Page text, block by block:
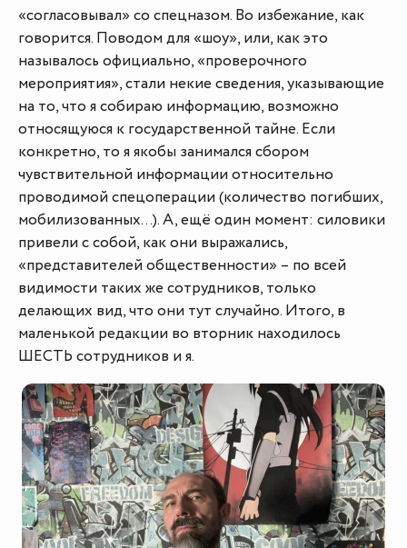
«согласовывал» со спецназом. Во избежание, как
говорится. Поводом для «шоу», или, как это
называлось официально, «проверочного
мероприятия», стали некие сведения, указывающие
на то, что я собираю информацию, возможно
относящуюся к государственной тайне. Если
конкретно, то я якобы занимался сбором
чувствительной информации относительно
проводимой спецоперации (количество погибших,
мобилизованных...). А, ещё один момент: силовики
привели с собой, как они выражались,
«представителей общественности» – по всей
видимости таких же сотрудников, только
делающих вид, что они тут случайно. Итого, в
маленькой редакции во вторник находилось
ШЕСТЬ сотрудников и я.